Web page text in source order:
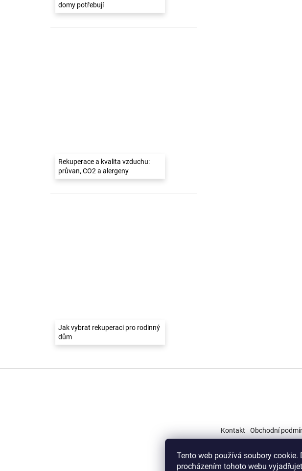
Tento web používá soubory cookie.
procházením tohoto webu
domy potřebují
Rekuperace a kvalita vzduchu:
průvan, CO2 a alergeny
Jak vybrat rekuperaci pro rodinný
dům
Kontakt Obchodní